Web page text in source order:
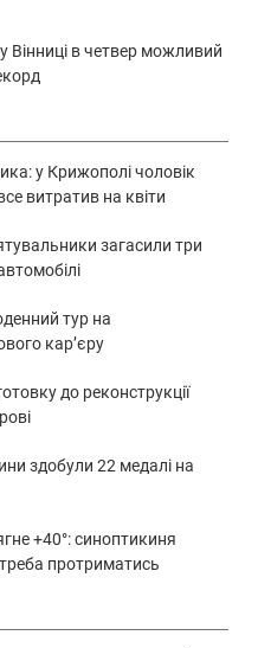
Вінниці в четвер можливий
у Крижополі чоловік
витратив на квіти
загасили три
тур на
кар’єру
до реконструкції
здобули 22 медалі на
+40°: синоптикиня
протриматись